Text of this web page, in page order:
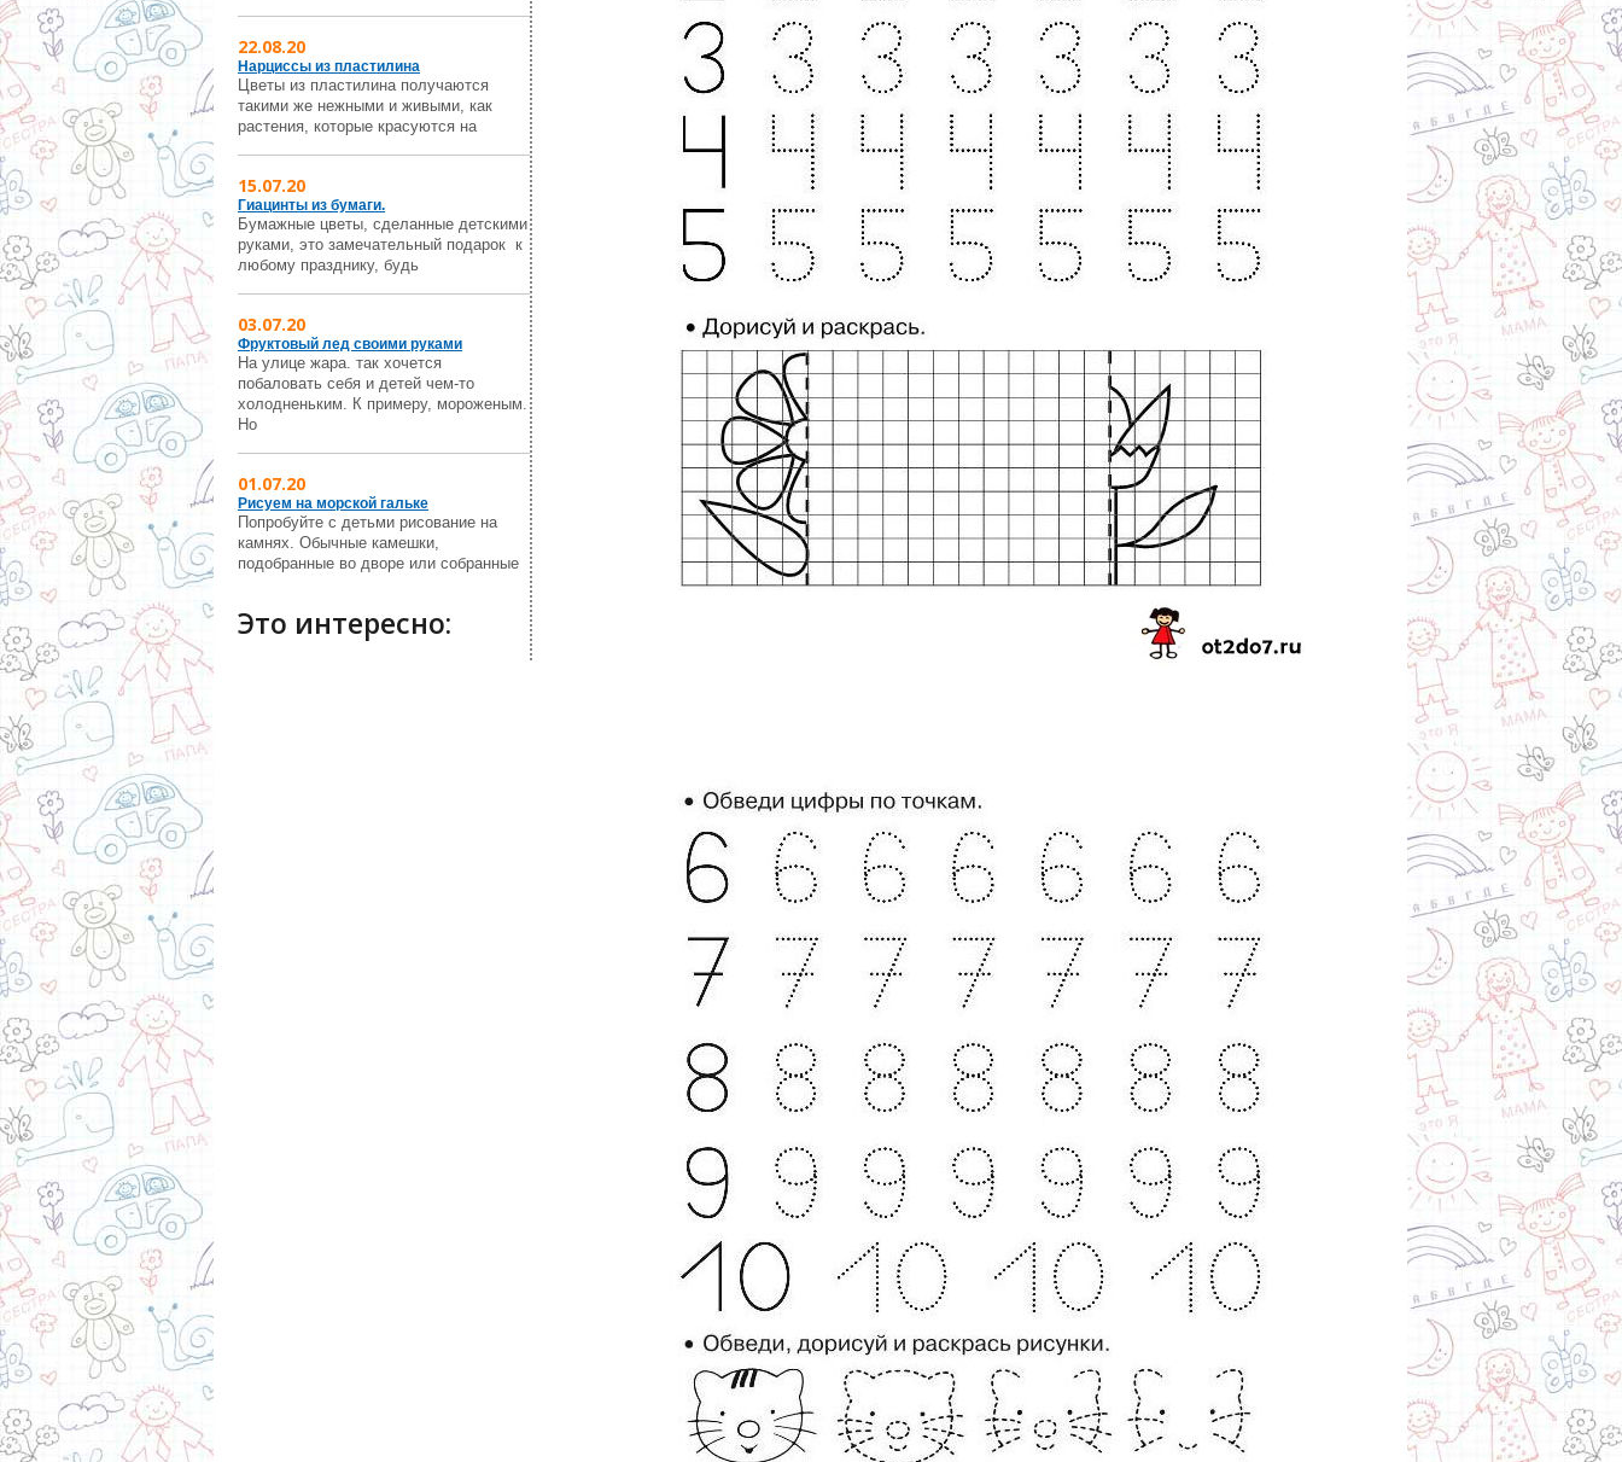
22.08.20
Нарциссы из пластилина
Цветы из пластилина получаются
такими же нежными и живыми, как
растения, которые красуются на
15.07.20
Гиацинты из бумаги.
Бумажные цветы, сделанные детскими
руками, это замечательный подарок к
любому празднику, будь
03.07.20
Фруктовый лед своими руками
На улице жара. так хочется
побаловать себя и детей чем-то
холодненьким. К примеру, мороженым.
Но
01.07.20
Рисуем на морской гальке
Попробуйте с детьми рисование на
камнях. Обычные камешки,
подобранные во дворе или собранные
Это интересно: